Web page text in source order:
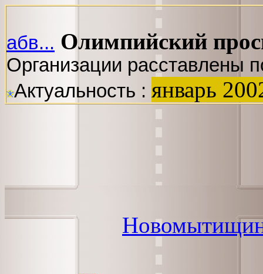
абв... Олимпийский
Организации расставлены
Актуальность : январь